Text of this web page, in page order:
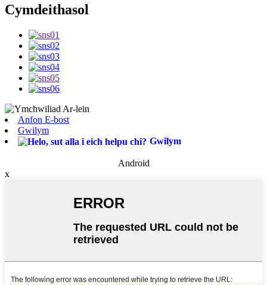
Cymdeithasol
Anfon E-bost
Gwilym
Gwilym
Android
x